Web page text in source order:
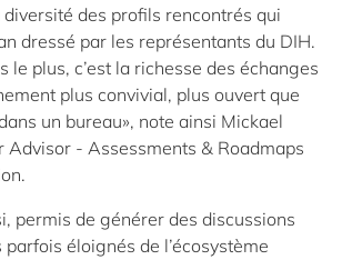
des profils rencontrés qui
dressé par les représentants du DIH.
le plus, c’est la richesse des échanges
plus convivial, plus ouvert que
un bureau», note ainsi Mickael
Advisor ‑ Assessments & Roadmaps
permis de générer des discussions
éloignés de l’écosystème